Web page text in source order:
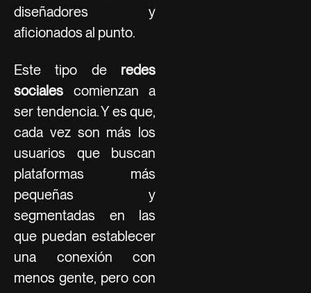
diseñadores y
aficionados al punto.
Este tipo de redes
sociales comienzan a
ser tendencia. Y es que,
cada vez son más los
usuarios que buscan
plataformas más
pequeñas y
segmentadas en las
que puedan establecer
una conexión con
menos gente, pero con